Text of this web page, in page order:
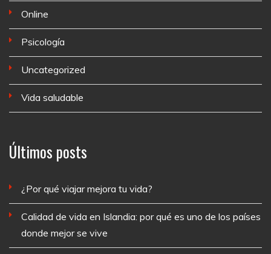
Online
Psicología
Uncategorized
Vida saludable
Últimos posts
¿Por qué viajar mejora tu vida?
Calidad de vida en Islandia: por qué es uno de los países
donde mejor se vive